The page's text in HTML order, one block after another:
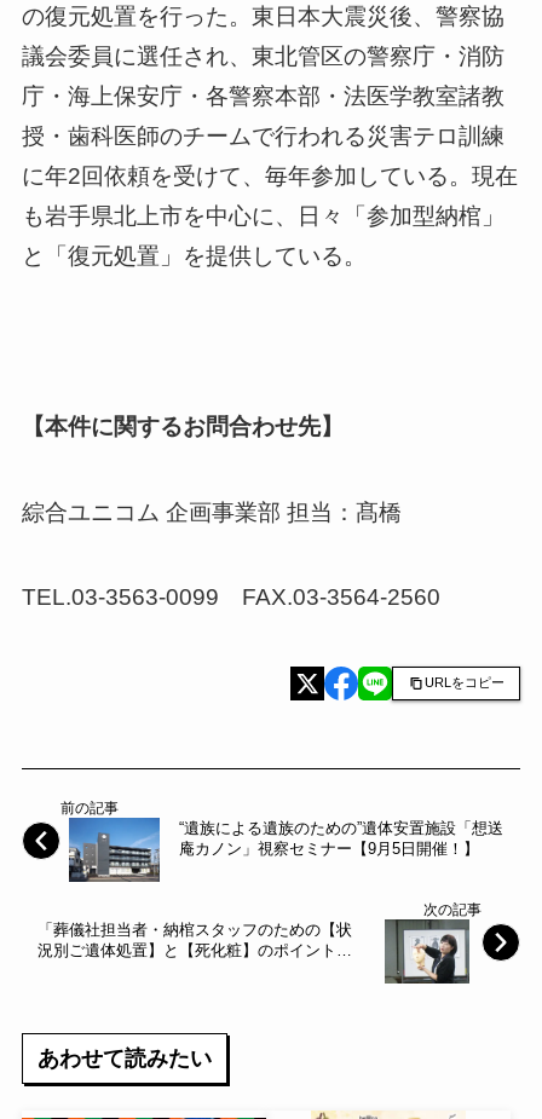
の復元処置を行った。東日本大震災後、警察協
議会委員に選任され、東北管区の警察庁・消防
庁・海上保安庁・各警察本部・法医学教室諸教
授・歯科医師のチームで行われる災害テロ訓練
に年2回依頼を受けて、毎年参加している。現在
も岩手県北上市を中心に、日々「参加型納棺」
と「復元処置」を提供している。
【本件に関するお問合わせ先】
綜合ユニコム 企画事業部 担当：髙橋
TEL.03-3563-0099 FAX.03-3564-2560
URLをコピー
前の記事
“遺族による遺族のための”遺体安置施設「想送
庵カノン」視察セミナー【9月5日開催！】
次の記事
「葬儀社担当者・納棺スタッフのための【状
況別ご遺体処置】と【死化粧】のポイント」
あわせて読みたい